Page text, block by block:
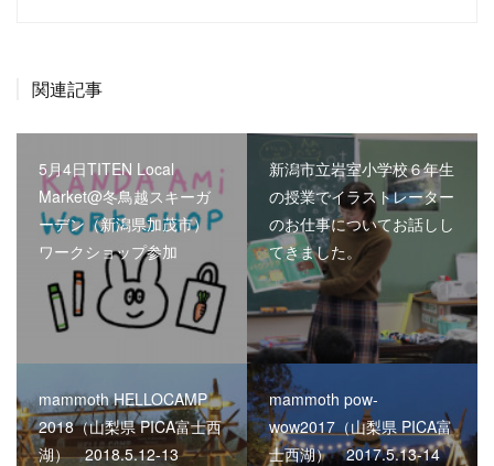
関連記事
5月4日TITEN Local
Market@冬鳥越スキーガ
ーデン（新潟県加茂市）
ワークショップ参加
新潟市立岩室小学校６年生
の授業でイラストレーター
のお仕事についてお話しし
てきました。
mammoth HELLOCAMP
2018（山梨県 PICA富士西
湖） 2018.5.12-13
mammoth pow-
wow2017（山梨県 PICA富
士西湖） 2017.5.13-14